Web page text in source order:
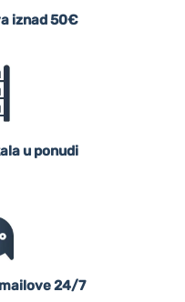
iznad 50€
u ponudi
24/7